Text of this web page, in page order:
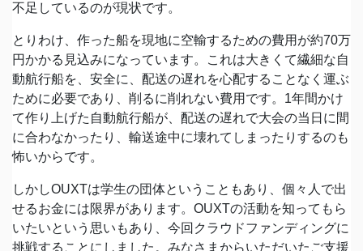
不足しているのが現状です。
とりわけ、作った船を現地に空輸するための費用が約70万
円かかる見込みになっています。これは大きくて繊細な自
動航行船を、安全に、配送の遅れを心配することなく運ぶ
ために必要であり、削るに削れない費用です。1年間かけ
て作り上げた自動航行船が、配送の遅れで大会の当日に間
に合わなかったり、輸送途中に壊れてしまったりするのも
怖いからです。
しかしOUXTは学生の団体ということもあり、個々人で出
せるお金には限界があります。OUXTの活動を知ってもら
いたいという思いもあり、今回クラウドファンディングに
挑戦することにしました。みなさまからいただいたご支援